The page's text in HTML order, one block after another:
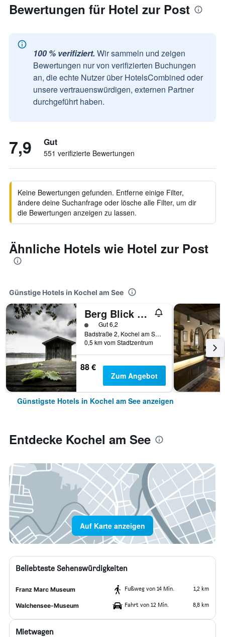
Bewertungen für Hotel zur Post
100 % verifiziert. Wir sammeln und zeigen
Bewertungen nur von verifizierten Buchungen
an, die echte Nutzer über HotelsCombined oder
unsere vertrauenswürdigen, externen Partner
durchgeführt haben.
7,9 Gut
551 verifizierte Bewertungen
Keine Bewertungen gefunden. Entferne einige Filter,
ändere deine Suchanfrage oder lösche alle Filter, um dir
die Bewertungen anzeigen zu lassen.
Ähnliche Hotels wie Hotel zur Post
Günstige Hotels in Kochel am See
Berg Blick Jugendherberge mit Privatzimmer
Bewertungskategorie 1
Gut 6,2
Badstraße 2, Kochel am See, Bayern, Deutschland
0,5 km vom Stadtzentrum
88 €
Zum Angebot
Günstigste Hotels in Kochel am See anzeigen
Entdecke Kochel am See
Auf Karte anzeigen
Beliebteste Sehenswürdigkeiten
Franz Marc Museum Fußweg von 14 Min. 1,2 km
Walchensee-Museum Fahrt von 12 Min. 8,8 km
Mietwagen